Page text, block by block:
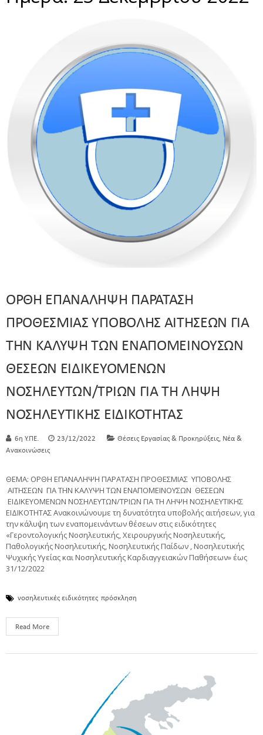
ΟΡΘΗ ΕΠΑΝΑΛΗΨΗ ΠΑΡΑΤΑΣΗ
ΠΡΟΘΕΣΜΙΑΣ ΥΠΟΒΟΛΗΣ ΑΙΤΗΣΕΩΝ ΓΙΑ
ΤΗΝ ΚΑΛΥΨΗ ΤΩΝ ΕΝΑΠΟΜΕΙΝΟΥΣΩΝ
ΘΕΣΕΩΝ ΕΙΔΙΚΕΥΟΜΕΝΩΝ
ΝΟΣΗΛΕΥΤΩΝ/ΤΡΙΩΝ ΓΙΑ ΤΗ ΛΗΨΗ
ΝΟΣΗΛΕΥΤΙΚΗΣ ΕΙΔΙΚΟΤΗΤΑΣ
6η Υ.ΠΕ. 23/12/2022 Θέσεις Εργασίας & Προκηρύξεις Νέα &
Ανακοινώσεις
ΘΕΜΑ: ΟΡΘΗ ΕΠΑΝΑΛΗΨΗ ΠΑΡΑΤΑΣΗ ΠΡΟΘΕΣΜΙΑΣ ΥΠΟΒΟΛΗΣ
ΑΙΤΗΣΕΩΝ ΓΙΑ ΤΗΝ ΚΑΛΥΨΗ ΤΩΝ ΕΝΑΠΟΜΕΙΝΟΥΣΩΝ ΘΕΣΕΩΝ
ΕΙΔΙΚΕΥΟΜΕΝΩΝ ΝΟΣΗΛΕΥΤΩΝ/ΤΡΙΩΝ ΓΙΑ ΤΗ ΛΗΨΗ ΝΟΣΗΛΕΥΤΙΚΗΣ
ΕΙΔΙΚΟΤΗΤΑΣ Ανακοινώνουμε τη δυνατότητα υποβολής αιτήσεων, για
την κάλυψη των εναπομεινάντων θέσεων στις ειδικότητες
«Γεροντολογικής Νοσηλευτικής, Χειρουργικής Νοσηλευτικής,
Παθολογικής Νοσηλευτικής, Νοσηλευτικής Παίδων , Νοσηλευτικής
Ψυχικής Υγείας και Νοσηλευτικής Καρδιαγγειακών Παθήσεων» έως
31/12/2022
νοσηλευτικές ειδικότητες πρόσκληση
Read More